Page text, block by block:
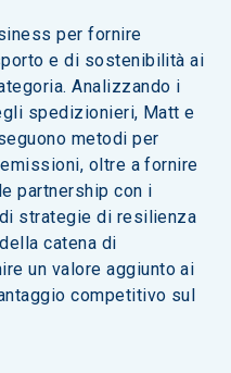
per fornire
e di sostenibilità ai
Analizzando i
spedizionieri, Matt e
metodi per
oltre a fornire
partnership con i
strategie di resilienza
catena di
un valore aggiunto ai
competitivo sul